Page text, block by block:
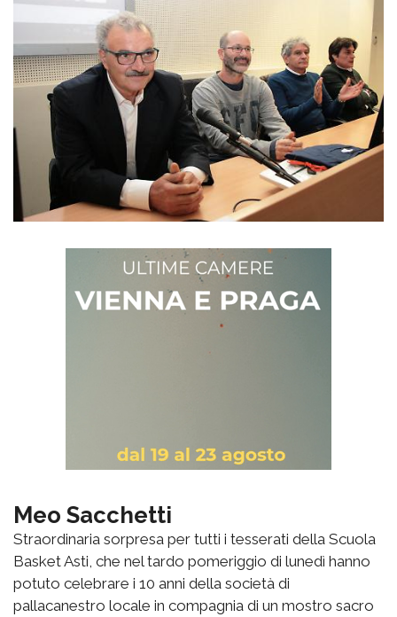
Meo Sacchetti
Straordinaria sorpresa per tutti i tesserati della Scuola
Basket Asti, che nel tardo pomeriggio di lunedì hanno
potuto celebrare i 10 anni della società di
pallacanestro locale in compagnia di un mostro sacro